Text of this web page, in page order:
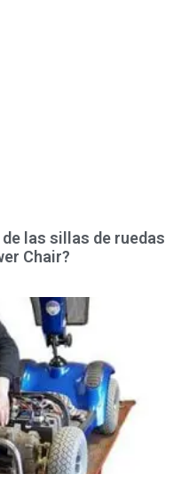
las sillas de ruedas
Chair?